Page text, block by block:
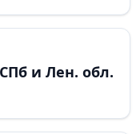
и Лен. обл.